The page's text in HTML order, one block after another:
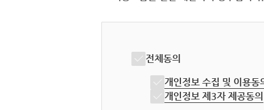
전체동의
개인정보 수집 및 이용동
개인정보 제3자 제공동의